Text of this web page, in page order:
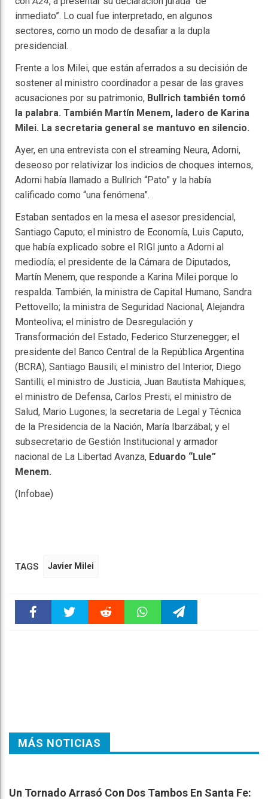
inmediato”. Lo cual fue interpretado, en algunos
sectores, como un modo de desafiar a la dupla
presidencial.
Frente a los Milei, que están aferrados a su decisión de
sostener al ministro coordinador a pesar de las graves
acusaciones por su patrimonio, Bullrich también tomó
la palabra. También Martín Menem, ladero de Karina
Milei. La secretaria general se mantuvo en silencio.
Ayer, en una entrevista con el streaming Neura, Adorni,
deseoso por relativizar los indicios de choques internos,
Adorni había llamado a Bullrich “Pato” y la había
calificado como “una fenómena”.
Estaban sentados en la mesa el asesor presidencial,
Santiago Caputo; el ministro de Economía, Luis Caputo,
que había explicado sobre el RIGI junto a Adorni al
mediodía; el presidente de la Cámara de Diputados,
Martín Menem, que responde a Karina Milei porque lo
respalda. También, la ministra de Capital Humano, Sandra
Pettovello; la ministra de Seguridad Nacional, Alejandra
Monteoliva; el ministro de Desregulación y
Transformación del Estado, Federico Sturzenegger; el
presidente del Banco Central de la República Argentina
(BCRA), Santiago Bausili; el ministro del Interior, Diego
Santilli; el ministro de Justicia, Juan Bautista Mahiques;
el ministro de Defensa, Carlos Presti; el ministro de
Salud, Mario Lugones; la secretaria de Legal y Técnica
de la Presidencia de la Nación, María Ibarzábal; y el
subsecretario de Gestión Institucional y armador
nacional de La Libertad Avanza, Eduardo “Lule”
Menem.
(Infobae)
TAGS Javier Milei
MÁS NOTICIAS
Un Tornado Arrasó Con Dos Tambos En Santa Fe: